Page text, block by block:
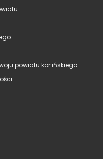
powiatu konińskiego